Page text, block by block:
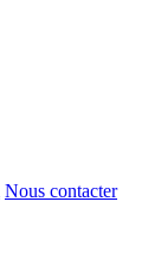
Nous contacter